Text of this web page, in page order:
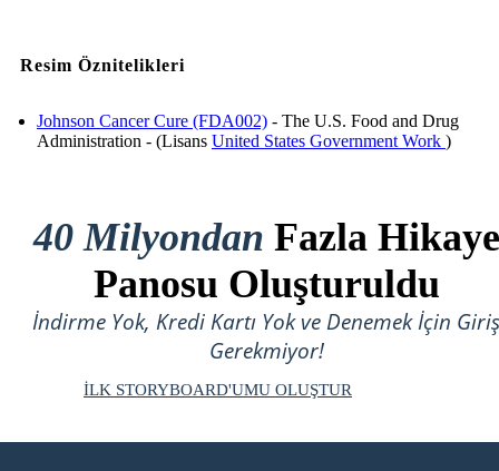
Resim Öznitelikleri
Johnson Cancer Cure (FDA002) - The U.S. Food and Drug
Administration - (Lisans United States Government Work )
40 Milyondan Fazla Hikaye
Panosu Oluşturuldu
İndirme Yok, Kredi Kartı Yok ve Denemek İçin Giriş
Gerekmiyor!
İLK STORYBOARD'UMU OLUŞTUR